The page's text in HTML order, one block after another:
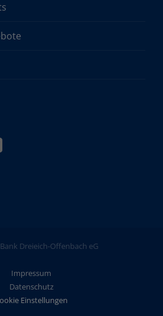
Dreieich-Offenbach eG
Impressum
Datenschutz
Einstellungen